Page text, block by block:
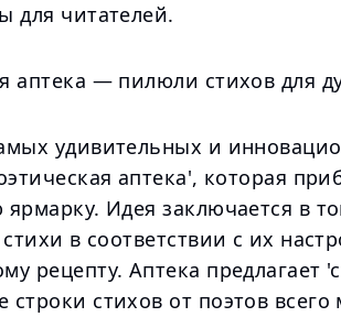
для читателей.
аптека — пилюли стихов для
удивительных и
аптека', которая
Идея заключается в
в соответствии с их
рецепту. Аптека предлагает
стихов от поэтов всего